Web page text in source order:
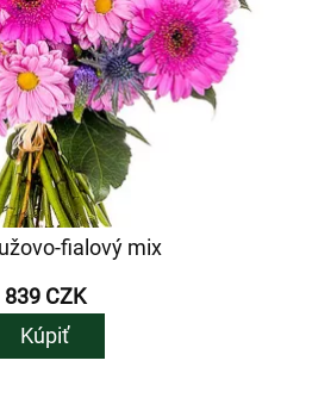
fialový mix
839 CZK
Kúpiť